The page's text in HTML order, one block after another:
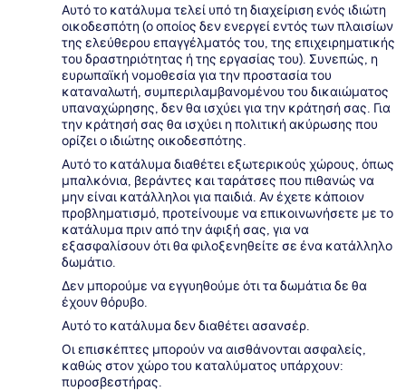
Αυτό το κατάλυμα τελεί υπό τη διαχείριση ενός ιδιώτη
οικοδεσπότη (ο οποίος δεν ενεργεί εντός των πλαισίων
της ελεύθερου επαγγέλματός του, της επιχειρηματικής
του δραστηριότητας ή της εργασίας του). Συνεπώς, η
ευρωπαϊκή νομοθεσία για την προστασία του
καταναλωτή, συμπεριλαμβανομένου του δικαιώματος
υπαναχώρησης, δεν θα ισχύει για την κράτησή σας. Για
την κράτησή σας θα ισχύει η πολιτική ακύρωσης που
ορίζει ο ιδιώτης οικοδεσπότης.
Αυτό το κατάλυμα διαθέτει εξωτερικούς χώρους, όπως
μπαλκόνια, βεράντες και ταράτσες που πιθανώς να
μην είναι κατάλληλοι για παιδιά. Αν έχετε κάποιον
προβληματισμό, προτείνουμε να επικοινωνήσετε με το
κατάλυμα πριν από την άφιξή σας, για να
εξασφαλίσουν ότι θα φιλοξενηθείτε σε ένα κατάλληλο
δωμάτιο.
Δεν μπορούμε να εγγυηθούμε ότι τα δωμάτια δε θα
έχουν θόρυβο.
Αυτό το κατάλυμα δεν διαθέτει ασανσέρ.
Οι επισκέπτες μπορούν να αισθάνονται ασφαλείς,
καθώς στον χώρο του καταλύματος υπάρχουν:
πυροσβεστήρας.